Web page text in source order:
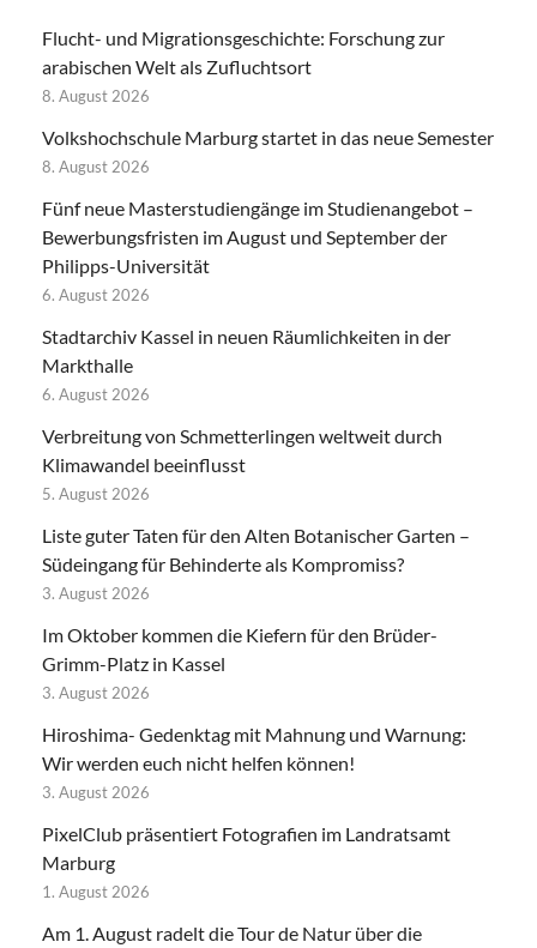
Flucht- und Migrationsgeschichte: Forschung zur
arabischen Welt als Zufluchtsort
8. August 2026
Volkshochschule Marburg startet in das neue Semester
8. August 2026
Fünf neue Masterstudiengänge im Studienangebot –
Bewerbungsfristen im August und September der
Philipps-Universität
6. August 2026
Stadtarchiv Kassel in neuen Räumlichkeiten in der
Markthalle
6. August 2026
Verbreitung von Schmetterlingen weltweit durch
Klimawandel beeinflusst
5. August 2026
Liste guter Taten für den Alten Botanischer Garten –
Südeingang für Behinderte als Kompromiss?
3. August 2026
Im Oktober kommen die Kiefern für den Brüder-
Grimm-Platz in Kassel
3. August 2026
Hiroshima- Gedenktag mit Mahnung und Warnung:
Wir werden euch nicht helfen können!
3. August 2026
PixelClub präsentiert Fotografien im Landratsamt
Marburg
1. August 2026
Am 1. August radelt die Tour de Natur über die